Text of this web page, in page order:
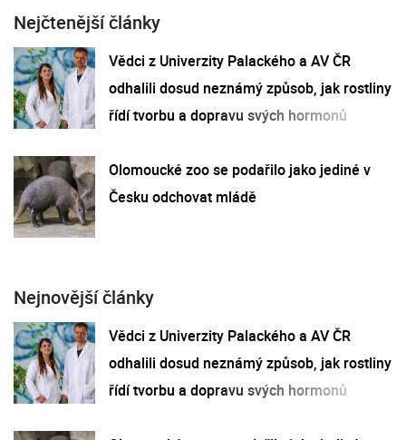
Nejčtenější články
Vědci z Univerzity Palackého a AV ČR
odhalili dosud neznámý způsob, jak rostliny
řídí tvorbu a dopravu svých hormonů
Olomoucké zoo se podařilo jako jediné v
Česku odchovat mládě
Nejnovější články
Vědci z Univerzity Palackého a AV ČR
odhalili dosud neznámý způsob, jak rostliny
řídí tvorbu a dopravu svých hormonů